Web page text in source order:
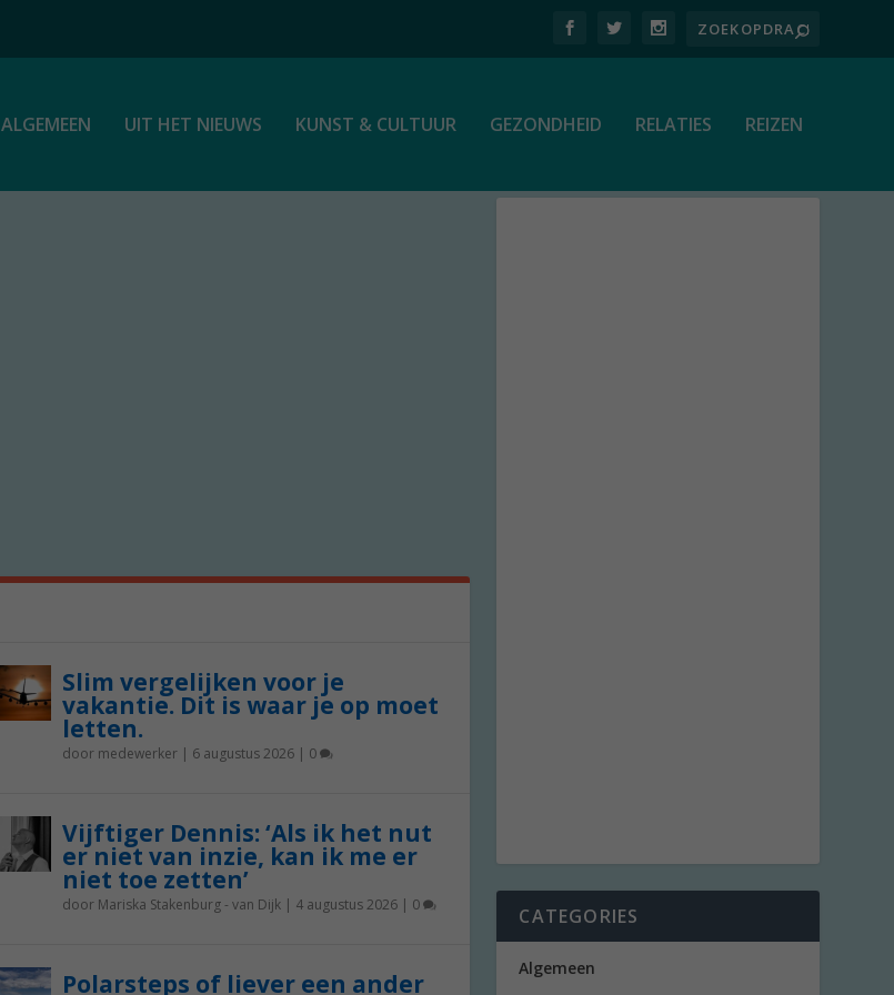
ALGEMEEN UIT HET NIEUWS KUNST & CULTUUR GEZONDHEID RELATIES REIZEN
Slim vergelijken voor je
vakantie. Dit is waar je op moet
letten.
door medewerker| 6 augustus 2026| 0
Vijftiger Dennis: ‘Als ik het nut
er niet van inzie, kan ik me er
niet toe zetten’
door Mariska Stakenburg - van Dijk| 4 augustus 2026| 0
Polarsteps of liever een ander
CATEGORIES
Algemeen